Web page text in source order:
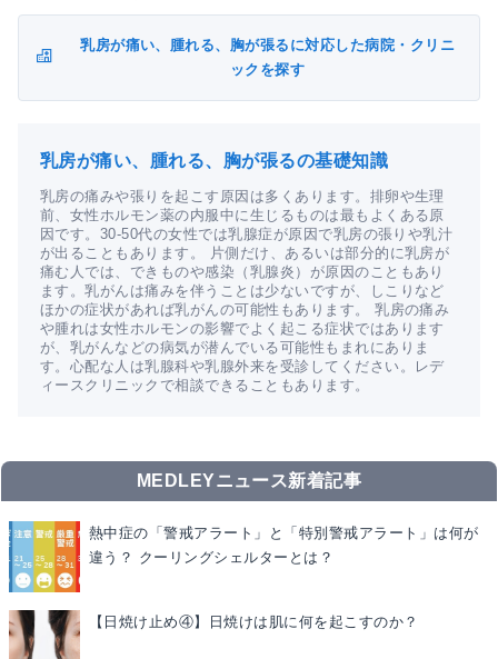
乳房が痛い、腫れる、胸が張るに対応した病院・クリニ
ックを探す
乳房が痛い、腫れる、胸が張るの基礎知識
乳房の痛みや張りを起こす原因は多くあります。排卵や生理
前、女性ホルモン薬の内服中に生じるものは最もよくある原
因です。30-50代の女性では乳腺症が原因で乳房の張りや乳汁
が出ることもあります。 片側だけ、あるいは部分的に乳房が
痛む人では、できものや感染（乳腺炎）が原因のこともあり
ます。乳がんは痛みを伴うことは少ないですが、しこりなど
ほかの症状があれば乳がんの可能性もあります。 乳房の痛み
や腫れは女性ホルモンの影響でよく起こる症状ではあります
が、乳がんなどの病気が潜んでいる可能性もまれにありま
す。心配な人は乳腺科や乳腺外来を受診してください。レデ
ィースクリニックで相談できることもあります。
MEDLEYニュース新着記事
熱中症の「警戒アラート」と「特別警戒アラート」は何が
違う？ クーリングシェルターとは？
【日焼け止め④】日焼けは肌に何を起こすのか？